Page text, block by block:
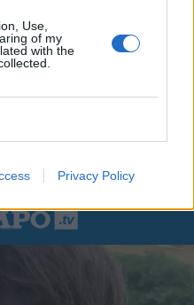
Use,
of my
with the
Privacy Policy